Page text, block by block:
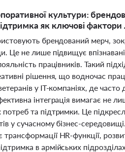
культури:
як ключові фактори
брендований мерч,
Це не лише підвищує
працівників. Такий
рішення, що водночас
у IT-компаніях, де
інтеграція вимагає не
та підтримки. Це
у сучасному бізнес-
HR-функції,
в армійських